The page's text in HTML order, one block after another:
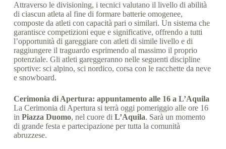
Attraverso le divisioning, i tecnici valutano il livello di abilità
di ciascun atleta al fine di formare batterie omogenee,
composte da atleti con capacità pari o similari. Un sistema che
garantisce competizioni eque e significative, offrendo a tutti
l’opportunità di gareggiare con atleti di simile livello e di
raggiungere il traguardo esprimendo al massimo il proprio
potenziale. Gli atleti gareggeranno nelle seguenti discipline
sportive: sci alpino, sci nordico, corsa con le racchette da neve
e snowboard.
Cerimonia di Apertura: appuntamento alle 16 a L’Aquila
La Cerimonia di Apertura si terrà oggi pomeriggio alle ore 16
in Piazza Duomo, nel cuore di L’Aquila. Sarà un momento
di grande festa e partecipazione per tutta la comunità
abruzzese.